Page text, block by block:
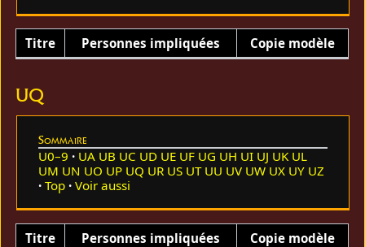
Titre Personnes impliquées Copie modèle
UQ
Sommaire
U0–9 UA UB UC UD UE UF UG UH UI UJ UK UL
UM UN UO UP UQ UR US UT UU UV UW UX UY UZ
Top
Voir aussi
Titre Personnes impliquées Copie modèle